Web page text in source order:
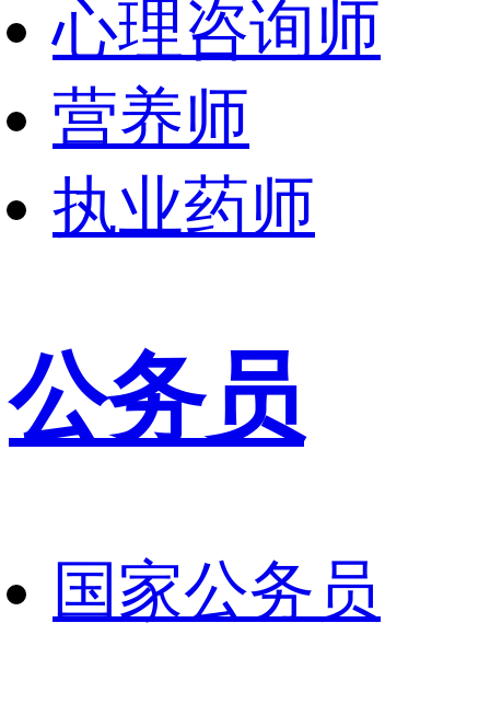
心理咨询师
营养师
执业药师
公务员
国家公务员